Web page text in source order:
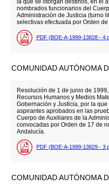
nombrados funcionarios del
Administración de Justicia (turno
selectivas efectuada por Orden
PDF (BOE-A-1999-13828 - 4
COMUNIDAD AUTÓNOMA
Resolución de 1 de junio de
Recursos Humanos y Medios
Gobernación y Justicia, por la
aspirantes aprobados en las
Cuerpo de Auxiliares de la
convocadas por Orden de 17 de
Andalucía.
PDF (BOE-A-1999-13829 - 3
COMUNIDAD AUTÓNOMA